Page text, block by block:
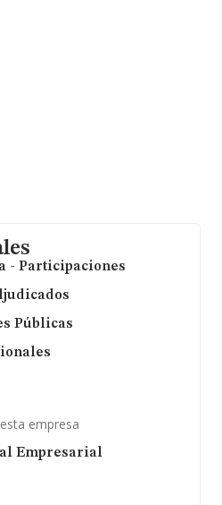
- Participaciones
Públicas
empresa
Empresarial